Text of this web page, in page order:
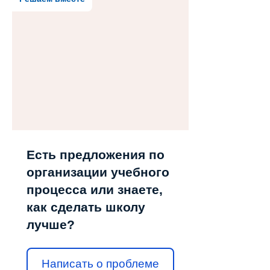
Есть предложения по
организации учебного
процесса или знаете,
как сделать школу
лучше?
Написать о проблеме